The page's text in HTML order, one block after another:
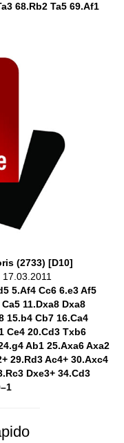
68.Rb2 Ta5 69.Af1
(2733) [D10]
5.Af4 Cc6 6.e3 Af5
11.Dxa8 Dxa8
15.b4 Cb7 16.Ca4
Ce4 20.Cd3 Txb6
Ab1 25.Axa6 Axa2
29.Rd3 Ac4+ 30.Axc4
Dxe3+ 34.Cd3